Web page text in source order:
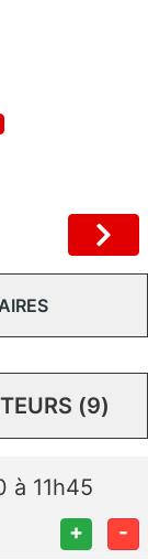
(9)
à 11h45
+ -